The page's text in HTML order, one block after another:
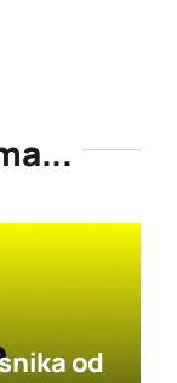
od